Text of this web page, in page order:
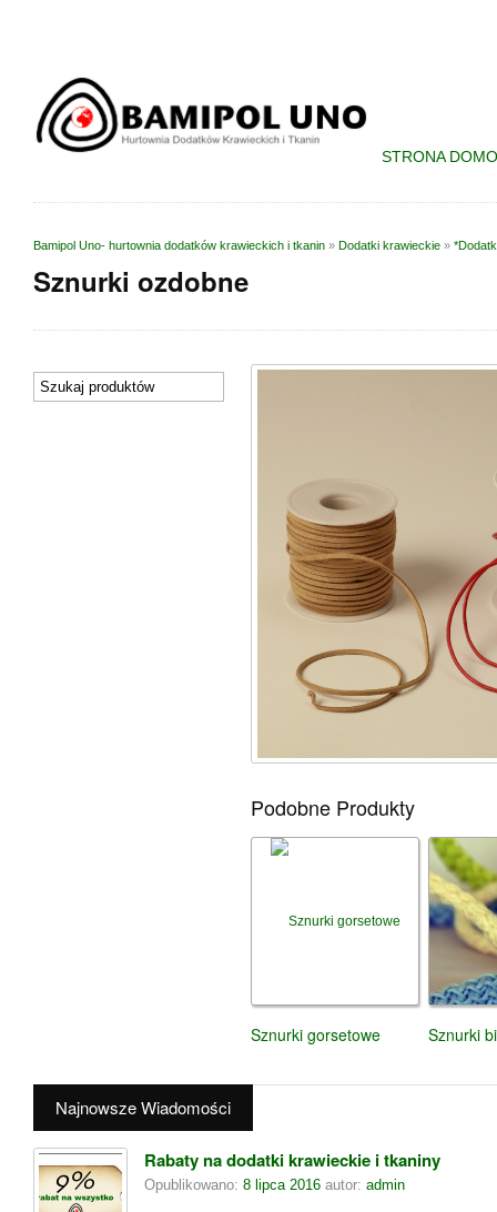
STRONA
Bamipol Uno- hurtownia dodatków krawieckich i tkanin » Dodatki krawieckie »
Sznurki ozdobne
Podobne Produkty
Sznurki gorsetowe Sznurki
Najnowsze Wiadomości
Rabaty na dodatki krawieckie i tkaniny
Opublikowano: 8 lipca 2016 autor: admin